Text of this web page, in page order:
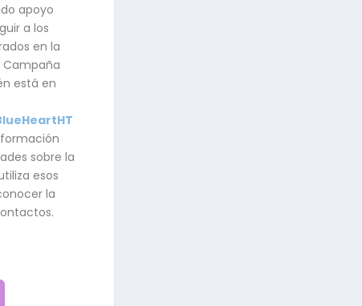
apoyo
a los
en la
Campaña
está en
sobre la
esos
la